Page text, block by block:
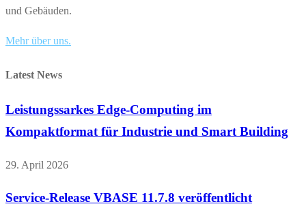
und Gebäuden.
Mehr über uns.
Latest News
Leistungssarkes Edge-Computing im
Kompaktformat für Industrie und Smart Building
29. April 2026
Service-Release VBASE 11.7.8 veröffentlicht